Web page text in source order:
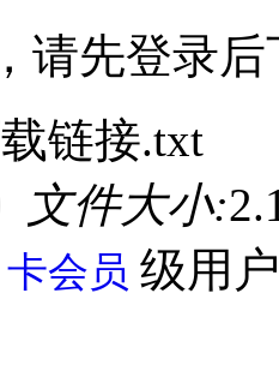
请先登录后
链接.txt
文件大小:
卡会员 级用